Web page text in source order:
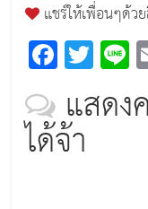
แชร์ให้เพื่อนๆด้ว
F
a
c
e
b
T
wi
tt
n
e
แสดง
ได้จ้า